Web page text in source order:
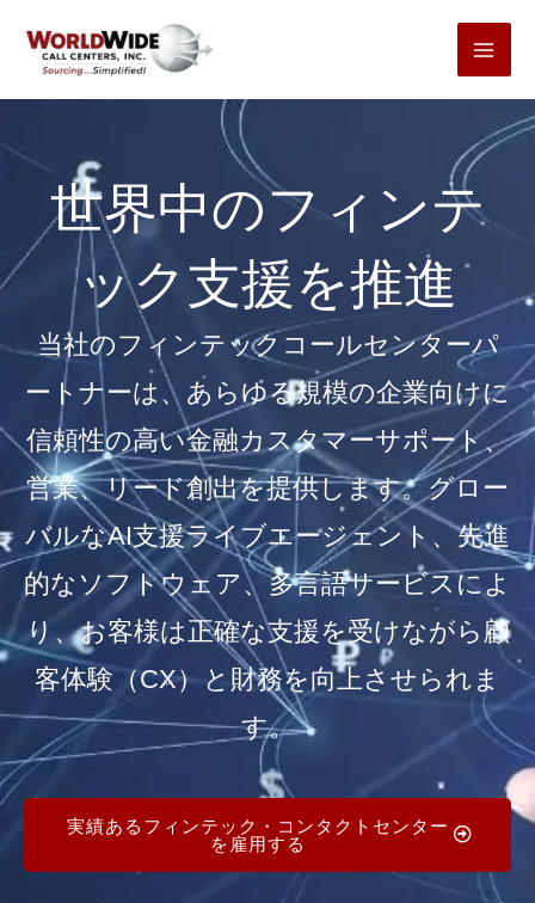
キ
プ
世界中のフィンテ
ック支援を推進
当社のフィンテックコールセンターパ
ートナーは、あらゆる規模の企業向けに
信頼性の高い金融カスタマーサポート、
営業、リード創出を提供します。グロー
バルなAI支援ライブエージェント、先進
的なソフトウェア、多言語サービスによ
り、お客様は正確な支援を受けながら顧
客体験（CX）と財務を向上させられま
す。
実績あるフィンテック・コンタクトセンター
を雇用する